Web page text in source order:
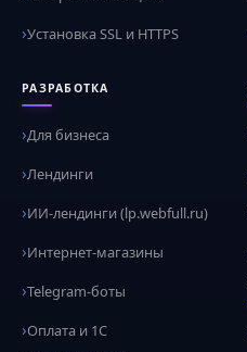
Установка SSL и HTTPS
РАЗРАБОТКА
Для бизнеса
Лендинги
ИИ-лендинги (lp.webfull.ru)
Интернет-магазины
Telegram-боты
Оплата и 1С